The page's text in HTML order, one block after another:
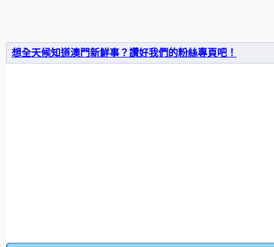
想全天候知道澳門新鮮事？讚好我們的粉絲專頁吧！